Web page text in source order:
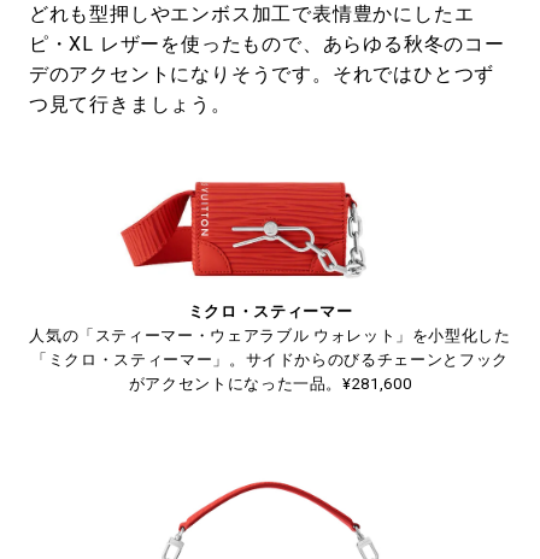
どれも型押しやエンボス加工で表情豊かにしたエ
ピ・XL レザーを使ったもので、あらゆる秋冬のコー
デのアクセントになりそうです。それではひとつず
つ見て行きましょう。
ミクロ・スティーマー
人気の「スティーマー・ウェアラブル ウォレット」を小型化した
「ミクロ・スティーマー」。サイドからのびるチェーンとフック
がアクセントになった一品。¥281,600